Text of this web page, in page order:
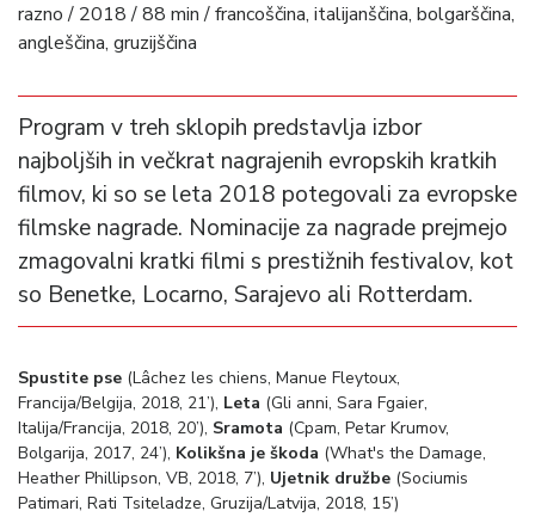
razno / 2018 / 88 min / francoščina, italijanščina, bolgarščina,
angleščina, gruzijščina
Program v treh sklopih predstavlja izbor
najboljših in večkrat nagrajenih evropskih kratkih
filmov, ki so se leta 2018 potegovali za evropske
filmske nagrade. Nominacije za nagrade prejmejo
zmagovalni kratki filmi s prestižnih festivalov, kot
so Benetke, Locarno, Sarajevo ali Rotterdam.
Spustite pse (Lâchez les chiens, Manue Fleytoux,
Francija/Belgija, 2018, 21’), Leta (Gli anni, Sara Fgaier,
Italija/Francija, 2018, 20’), Sramota (Cpam, Petar Krumov,
Bolgarija, 2017, 24’), Kolikšna je škoda (What's the Damage,
Heather Phillipson, VB, 2018, 7’), Ujetnik družbe (Sociumis
Patimari, Rati Tsiteladze, Gruzija/Latvija, 2018, 15’)